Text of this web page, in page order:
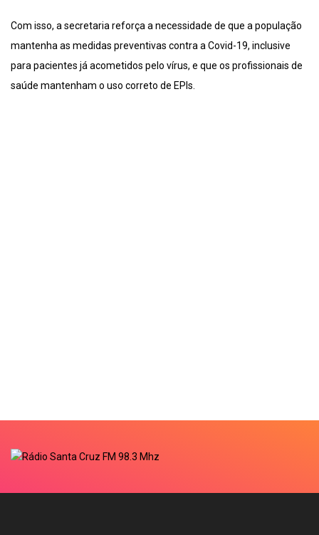
Com isso, a secretaria reforça a necessidade de que a população
mantenha as medidas preventivas contra a Covid-19, inclusive
para pacientes já acometidos pelo vírus, e que os profissionais de
saúde mantenham o uso correto de EPIs.